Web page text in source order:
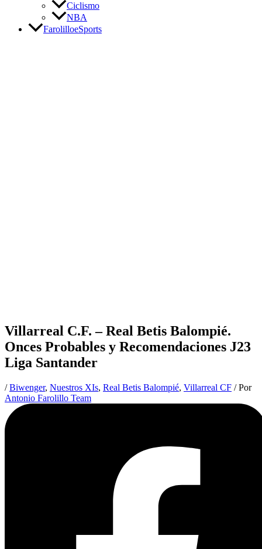
Ciclismo
NBA
FarolilloeSports
Villarreal C.F. – Real Betis Balompié.
Onces Probables y Recomendaciones J23
Liga Santander
/Biwenger, Nuestros XIs, Real Betis Balompié, Villarreal CF / Por
Antonio Farolillo Team